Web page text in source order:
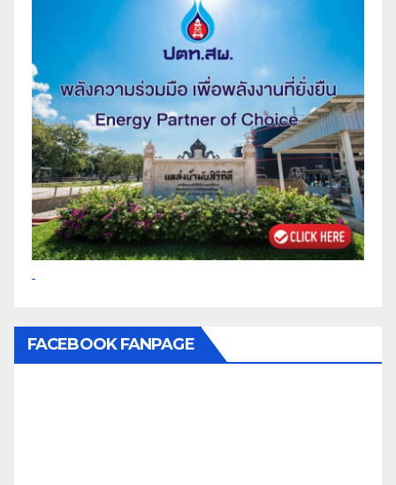
FACEBOOK FANPAGE